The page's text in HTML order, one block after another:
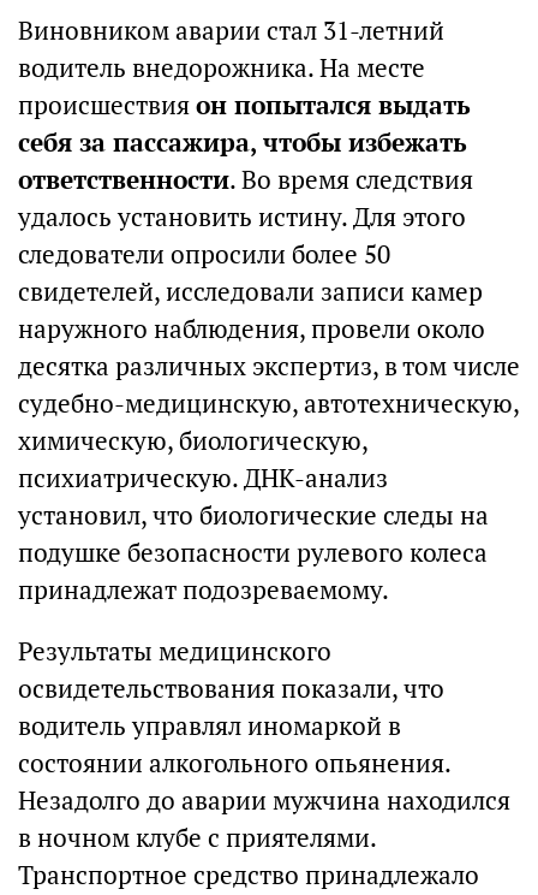
Виновником аварии стал 31-летний
водитель внедорожника. На месте
происшествияон попытался выдать
себя за пассажира, чтобы избежать
ответственности. Во время следствия
удалось установить истину. Для этого
следователи опросили более 50
свидетелей, исследовали записи камер
наружного наблюдения, провели около
десятка различных экспертиз, в том числе
судебно-медицинскую, автотехническую,
химическую, биологическую,
психиатрическую. ДНК-анализ
установил, что биологические следы на
подушке безопасности рулевого колеса
принадлежат подозреваемому.
Результаты медицинского
освидетельствования показали, что
водитель управлял иномаркой в
состоянии алкогольного опьянения.
Незадолго до аварии мужчина находился
в ночном клубе с приятелями.
Транспортное средство принадлежало